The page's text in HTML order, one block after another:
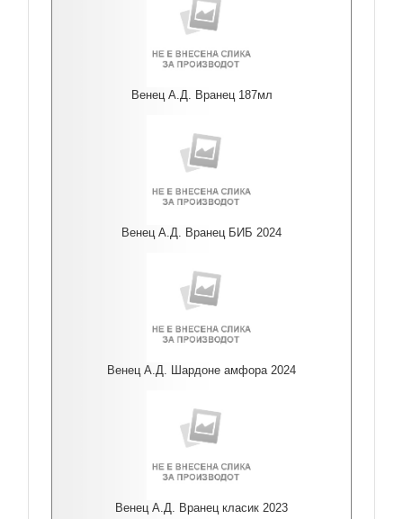
Венец А.Д. Вранец 187мл
Венец А.Д. Вранец БИБ 2024
Венец А.Д. Шардоне амфора 2024
Венец А.Д. Вранец класик 2023